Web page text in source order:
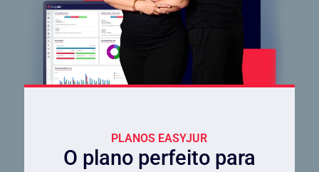
PLANOS EASYJUR
O plano perfeito para